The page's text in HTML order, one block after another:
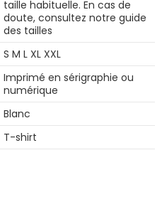
taille habituelle. En cas de
doute, consultez notre guide
des tailles
S M L XL XXL
Imprimé en sérigraphie ou
numérique
Blanc
T-shirt